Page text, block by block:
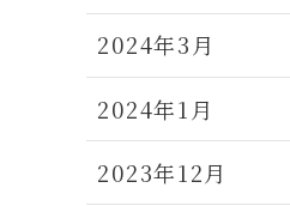
2024年3月
2024年1月
2023年12月